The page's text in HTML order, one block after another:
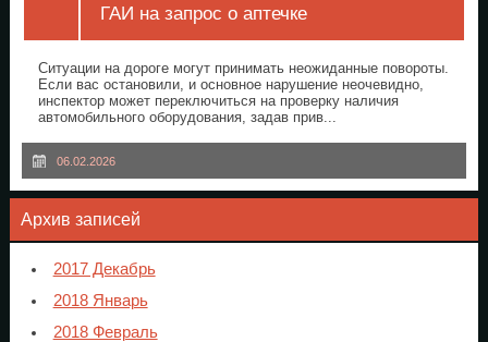
ГАИ на запрос о аптечке
Ситуации на дороге могут принимать неожиданные повороты.
Если вас остановили, и основное нарушение неочевидно,
инспектор может переключиться на проверку наличия
автомобильного оборудования, задав прив...
06.02.2026
Архив записей
2017 Декабрь
2018 Январь
2018 Февраль